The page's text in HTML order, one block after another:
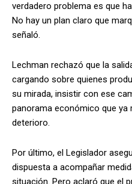
verdadero problema es que
No hay un plan claro que
señaló.
Lechman rechazó que la
cargando sobre quienes
su mirada, insistir con ese
panorama económico que ya
deterioro.
Por último, el Legislador
dispuesta a acompañar
situación. Pero aclaró que el